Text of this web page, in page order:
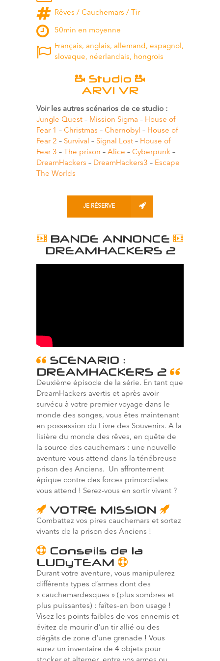
Rêves / Cauchemars / Tir
50min en moyenne
Français, anglais, allemand, espagnol,
slovaque, néerlandais, hongrois
Studio
ARVI VR
Voir les autres scénarios de ce studio :
Jungle Quest – Mission Sigma – House of
Fear 1 – Christmas – Chernobyl – House of
Fear 2 – Survival – Signal Lost – House of
Fear 3 – The prison – Alice – Cyberpunk –
DreamHackers – DreamHackers3 – Escape
The Worlds
JE RÉSERVE
BANDE ANNONCE
DREAMHACKERS 2
SCENARIO :
DREAMHACKERS 2
Deuxième épisode de la série. En tant que
DreamHackers avertis et après avoir
survécu à votre premier voyage dans le
monde des songes, vous êtes maintenant
en possession du Livre des Souvenirs. A la
lisière du monde des rêves, en quête de
la source des cauchemars : une nouvelle
aventure vous attend dans la ténébreuse
prison des Anciens. Un affrontement
épique contre des forces primordiales
vous attend ! Serez-vous en sortir vivant ?
VOTRE MISSION
Combattez vos pires cauchemars et sortez
vivants de la prison des Anciens !
Conseils de la
LUDyTEAM
Durant votre aventure, vous manipulerez
différents types d’armes dont des
« cauchemardesques » (plus sombres et
plus puissantes) : faîtes-en bon usage !
Visez les points faibles de vos ennemis et
évitez de mourir d’un tir allié ou des
dégâts de zone d’une grenade ! Vous
aurez un inventaire de 4 objets pour